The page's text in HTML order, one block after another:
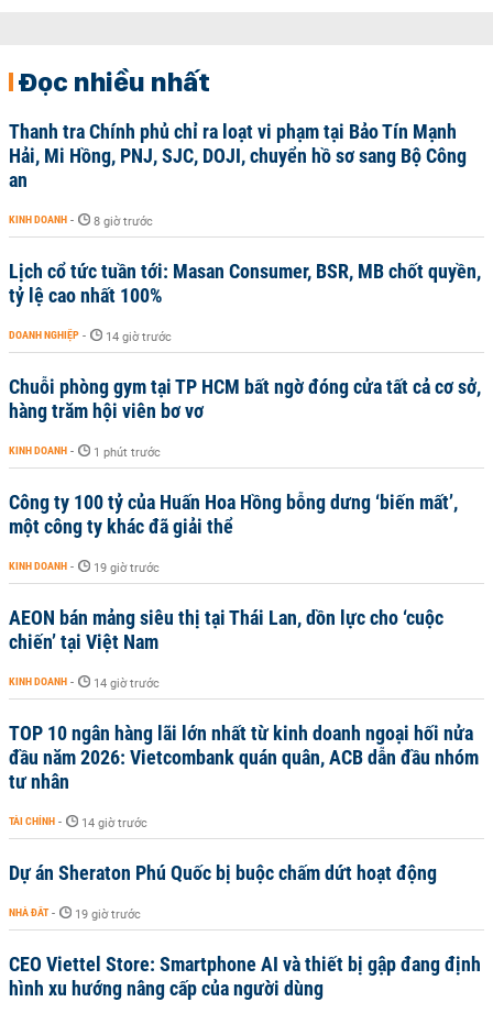
Đọc nhiều nhất
Thanh tra Chính phủ chỉ ra loạt vi phạm tại Bảo Tín Mạnh
Hải, Mi Hồng, PNJ, SJC, DOJI, chuyển hồ sơ sang Bộ Công
an
KINH DOANH - 8 giờ trước
Lịch cổ tức tuần tới: Masan Consumer, BSR, MB chốt quyền,
tỷ lệ cao nhất 100%
DOANH NGHIỆP - 14 giờ trước
Chuỗi phòng gym tại TP HCM bất ngờ đóng cửa tất cả cơ sở,
hàng trăm hội viên bơ vơ
KINH DOANH - 1 phút trước
Công ty 100 tỷ của Huấn Hoa Hồng bỗng dưng ‘biến mất’,
một công ty khác đã giải thể
KINH DOANH - 19 giờ trước
AEON bán mảng siêu thị tại Thái Lan, dồn lực cho ‘cuộc
chiến’ tại Việt Nam
KINH DOANH - 14 giờ trước
TOP 10 ngân hàng lãi lớn nhất từ kinh doanh ngoại hối nửa
đầu năm 2026: Vietcombank quán quân, ACB dẫn đầu nhóm
tư nhân
TÀI CHÍNH - 14 giờ trước
Dự án Sheraton Phú Quốc bị buộc chấm dứt hoạt động
NHÀ ĐẤT - 19 giờ trước
CEO Viettel Store: Smartphone AI và thiết bị gập đang định
hình xu hướng nâng cấp của người dùng